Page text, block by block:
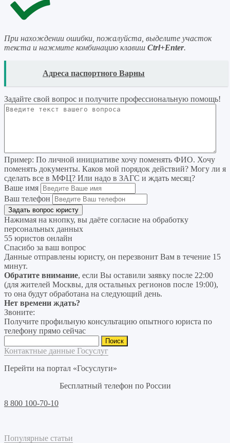
При нахождении ошибки, пожалуйста, выделите участок
текста и нажмите комбинацию клавиш Ctrl+Enter.
Адреса паспортного Варны
Задайте свой вопрос и получите профессиональную помощь!
Пример: По личной инициативе хочу поменять ФИО. Хочу
поменять документы. Каков мой порядок действий? Могу ли я
сделать все в МФЦ? Или надо в ЗАГС и ждать месяц?
Ваше имя
Ваш телефон
Нажимая на кнопку, вы даёте согласие на обработку
персональных данных
55 юристов онлайн
Спасибо за ваш вопрос
Данные отправлены юристу, он перезвонит Вам в течение 15
минут.
Обратите внимание, если Вы оставили заявку после 22:00
(для жителей Москвы, для остальных регионов после 19:00),
то она будут обработана на следующий день.
Нет времени ждать?
Звоните:
Получите профильную консультацию опытного юриста по
телефону прямо сейчас
Контактные данные Госуслуг
Перейти на портал «Госуслуги»
Бесплатный телефон по России
8 800 100-70-10
Популярные статьи